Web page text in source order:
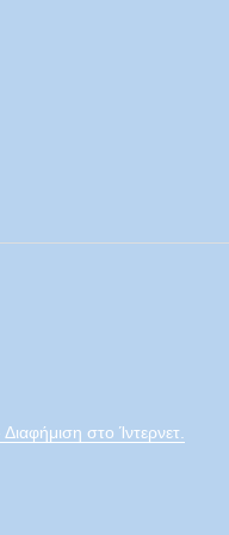
στο Ίντερνετ.